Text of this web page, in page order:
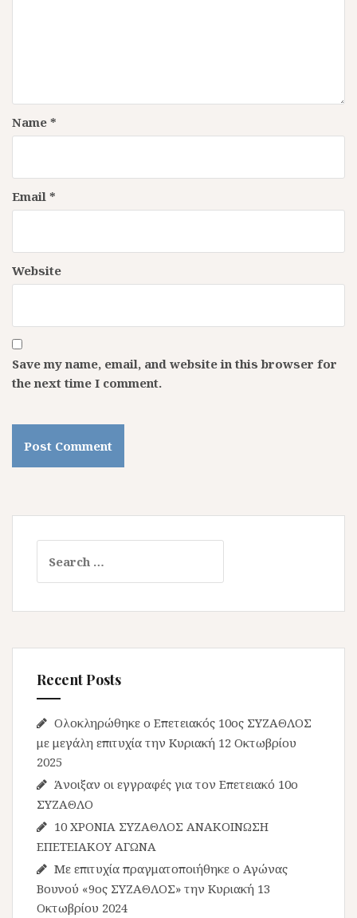
Name *
Email *
Website
Save my name, email, and website in this browser for
the next time I comment.
Recent Posts
Ολοκληρώθηκε ο Επετειακός 10ος ΣΥΖΑΘΛΟΣ
με μεγάλη επιτυχία την Κυριακή 12 Οκτωβρίου
2025
Άνοιξαν οι εγγραφές για τον Επετειακό 10ο
ΣΥΖΑΘΛΟ
10 ΧΡΟΝΙΑ ΣΥΖΑΘΛΟΣ ΑΝΑΚΟΙΝΩΣΗ
ΕΠΕΤΕΙΑΚΟΥ ΑΓΩΝΑ
Με επιτυχία πραγματοποιήθηκε ο Αγώνας
Βουνού «9ος ΣΥΖΑΘΛΟΣ» την Κυριακή 13
Οκτωβρίου 2024